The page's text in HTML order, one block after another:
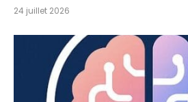
24 juillet 2026